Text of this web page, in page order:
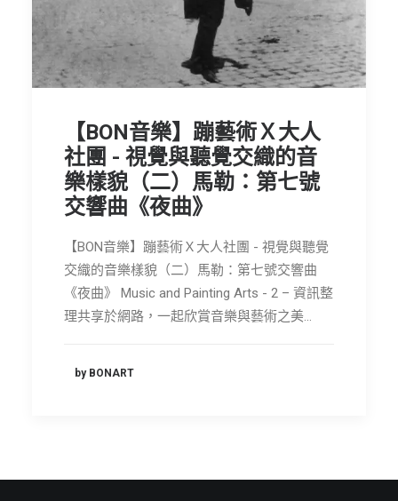
BON旅行
節慶長笛樂團
關於我們
會員專區
【BON音樂】蹦藝術Ｘ大人
社團 - 視覺與聽覺交織的音
樂樣貌（二）馬勒：第七號
交響曲《夜曲》
【BON音樂】蹦藝術Ｘ大人社團 - 視覺與聽覺
交織的音樂樣貌（二）馬勒：第七號交響曲
《夜曲》 Music and Painting Arts - 2 – 資訊整
理共享於網路，一起欣賞音樂與藝術之美…
by BONART